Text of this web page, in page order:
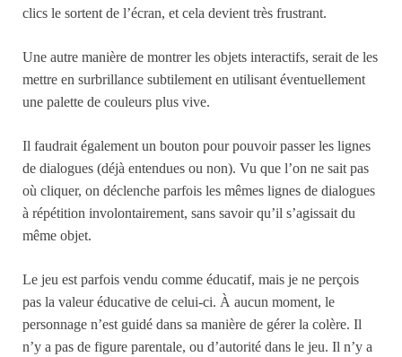
clics le sortent de l’écran, et cela devient très frustrant.
Une autre manière de montrer les objets interactifs, serait de les
mettre en surbrillance subtilement en utilisant éventuellement
une palette de couleurs plus vive.
Il faudrait également un bouton pour pouvoir passer les lignes
de dialogues (déjà entendues ou non). Vu que l’on ne sait pas
où cliquer, on déclenche parfois les mêmes lignes de dialogues
à répétition involontairement, sans savoir qu’il s’agissait du
même objet.
Le jeu est parfois vendu comme éducatif, mais je ne perçois
pas la valeur éducative de celui-ci. À aucun moment, le
personnage n’est guidé dans sa manière de gérer la colère. Il
n’y a pas de figure parentale, ou d’autorité dans le jeu. Il n’y a